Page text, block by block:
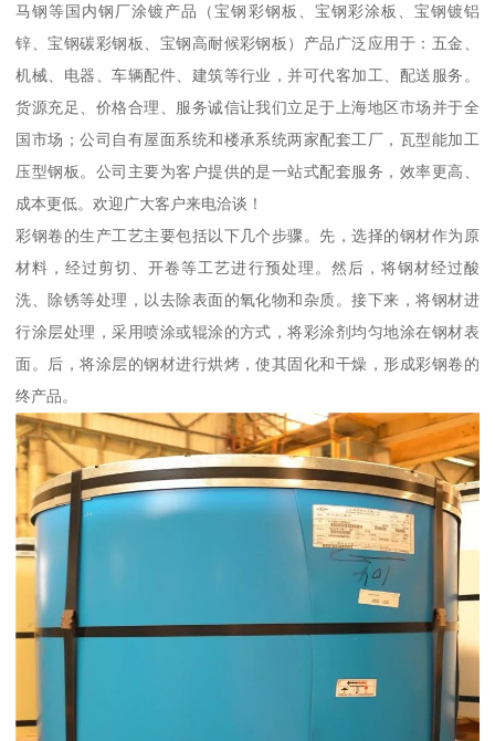
马钢等国内钢厂涂镀产品（宝钢彩钢板、宝钢彩涂板、宝钢镀铝
锌、宝钢碳彩钢板、宝钢高耐候彩钢板）产品广泛应用于：五金、
机械、电器、车辆配件、建筑等行业，并可代客加工、配送服务。
货源充足、价格合理、服务诚信让我们立足于上海地区市场并于全
国市场；公司自有屋面系统和楼承系统两家配套工厂，瓦型能加工
压型钢板。公司主要为客户提供的是一站式配套服务，效率更高、
成本更低。欢迎广大客户来电洽谈！
彩钢卷的生产工艺主要包括以下几个步骤。先，选择的钢材作为原
材料，经过剪切、开卷等工艺进行预处理。然后，将钢材经过酸
洗、除锈等处理，以去除表面的氧化物和杂质。接下来，将钢材进
行涂层处理，采用喷涂或辊涂的方式，将彩涂剂均匀地涂在钢材表
面。后，将涂层的钢材进行烘烤，使其固化和干燥，形成彩钢卷的
终产品。